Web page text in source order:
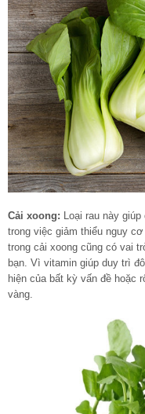
Cải xoong: Loại rau này
trong việc giảm thiểu nguy
trong cải xoong cũng có vai
bạn. Vì vitamin giúp duy trì
hiện của bất kỳ vấn đề hoặc
vàng.